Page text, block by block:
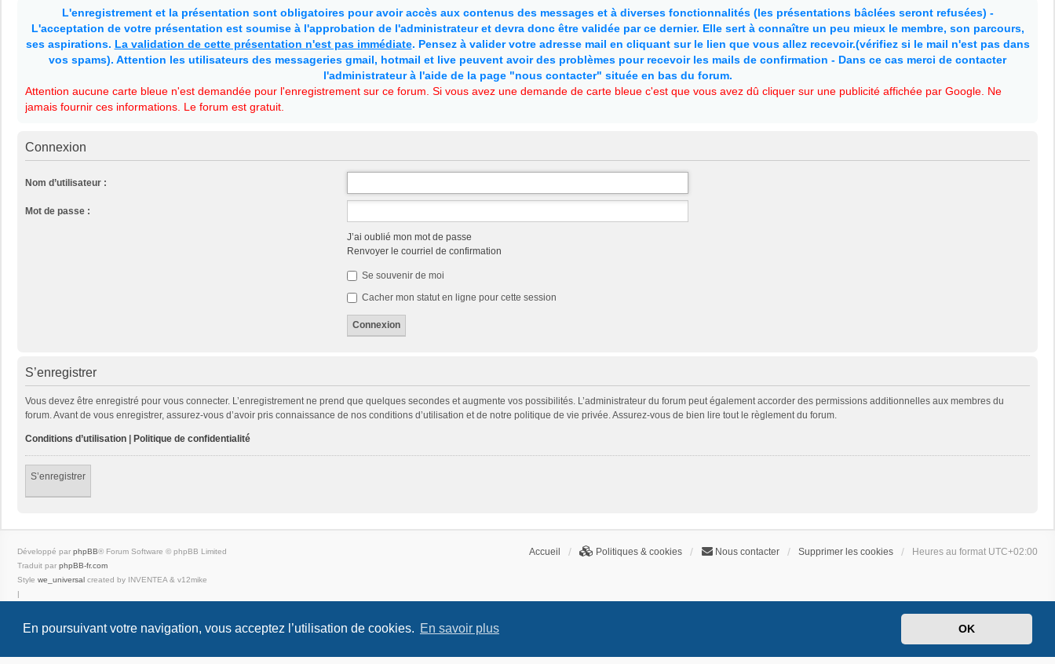
En poursuivant votre navigation, vous acceptez l’utilisation de cookies. En savoir plus OK
L'enregistrement et la présentation sont obligatoires pour avoir accès aux contenus des messages et à diverses fonctionnalités (les présentations bâclées seront refusées) -
L'acceptation de votre présentation est soumise à l'approbation de l'administrateur et devra donc être validée par ce dernier. Elle sert à connaître un peu mieux le membre, son parcours,
ses aspirations. La validation de cette présentation n'est pas immédiate. Pensez à valider votre adresse mail en cliquant sur le lien que vous allez recevoir.(vérifiez si le mail n'est pas dans
vos spams). Attention les utilisateurs des messageries gmail, hotmail et live peuvent avoir des problèmes pour recevoir les mails de confirmation - Dans ce cas merci de contacter
l'administrateur à l'aide de la page "nous contacter" située en bas du forum.
Attention aucune carte bleue n'est demandée pour l'enregistrement sur ce forum. Si vous avez une demande de carte bleue c'est que vous avez dû cliquer sur une publicité affichée par Google. Ne
jamais fournir ces informations. Le forum est gratuit.
Connexion
Nom d’utilisateur :
Mot de passe :
J’ai oublié mon mot de passe
Renvoyer le courriel de confirmation
Se souvenir de moi
Cacher mon statut en ligne pour cette session
S’enregistrer
Vous devez être enregistré pour vous connecter. L’enregistrement ne prend que quelques secondes et augmente vos possibilités. L’administrateur du forum peut également accorder des permissions additionnelles aux membres du
forum. Avant de vous enregistrer, assurez-vous d’avoir pris connaissance de nos conditions d’utilisation et de notre politique de vie privée. Assurez-vous de bien lire tout le règlement du forum.
Conditions d’utilisation | Politique de confidentialité
S’enregistrer
Accueil Politiques & cookies Nous contacter Supprimer les cookies Heures au format UTC+02:00
Développé par phpBB® Forum Software © phpBB Limited
Traduit par phpBB-fr.com
Style we_universal created by INVENTEA & v12mike
|